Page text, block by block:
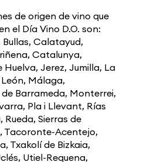
de origen de vino que
el Día Vino D.O. son:
Bullas, Calatayud,
Catalunya,
Jerez, Jumilla, La
Málaga,
Barrameda, Monterrei,
Pla i Llevant, Rías
Rueda, Sierras de
Tacoronte-Acentejo,
Txakolí de Bizkaia,
Utiel-Requena,